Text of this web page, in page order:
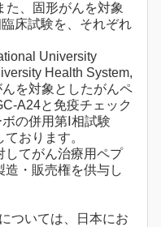
た、固形がんを対象
床試験を、それぞれ
University
Health System,
を対象としたがんペ
A24と免疫チェック
の併用第Ⅰ相試験
おります。
してがん治療用ペプ
・販売権を供与し
ついては、日本にお